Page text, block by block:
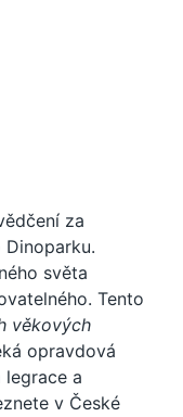
za
světa
Tento
věkových
opravdová
a
v České